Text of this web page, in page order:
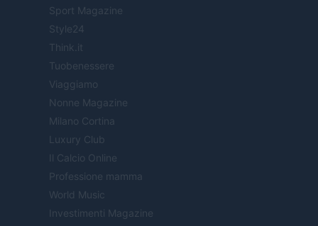
Sport Magazine
Style24
Think.it
Tuobenessere
Viaggiamo
Nonne Magazine
Milano Cortina
Luxury Club
Il Calcio Online
Professione mamma
World Music
Investimenti Magazine